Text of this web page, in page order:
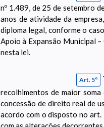
nº 1.489, de 25 de setembro
anos de atividade da
diploma legal, conforme o
Apoio à Expansão Municipal
nesta lei.
Art. 5º
recolhimentos de maior
concessão de direito real de
acordo com o disposto no art.